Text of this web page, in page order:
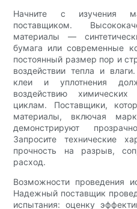
Начните с изучения
поставщиком.
материалы —
бумага или современные
постоянный размер пор и
воздействии тепла и
клеи и уплотнения
воздействию
циклам. Поставщики,
материалы, включая
демонстрируют
Запросите технические
прочность на разрыв,
расход.
Возможности проведения
Надежный поставщик
испытания: оценку